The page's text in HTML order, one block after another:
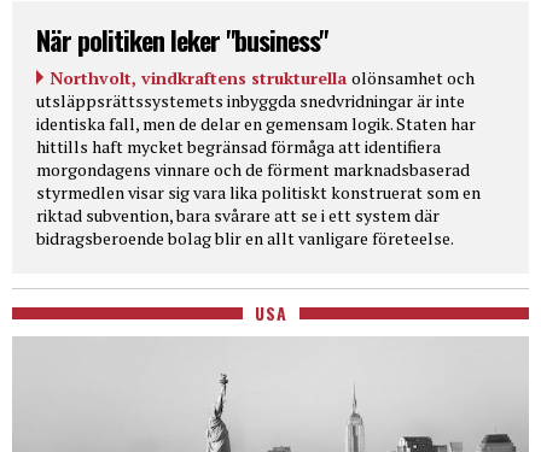
När politiken leker "business"
Northvolt, vindkraftens strukturella olönsamhet och
utsläppsrättssystemets inbyggda snedvridningar är inte
identiska fall, men de delar en gemensam logik. Staten har
hittills haft mycket begränsad förmåga att identifiera
morgondagens vinnare och de förment marknadsbaserad
styrmedlen visar sig vara lika politiskt konstruerat som en
riktad subvention, bara svårare att se i ett system där
bidragsberoende bolag blir en allt vanligare företeelse.
USA